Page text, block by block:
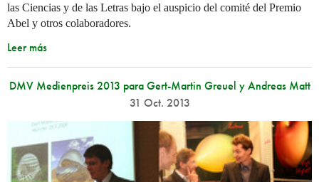
las Ciencias y de las Letras bajo el auspicio del comité del Premio
Abel y otros colaboradores.
Leer más
DMV Medienpreis 2013 para Gert-Martin Greuel y Andreas Matt
31 Oct. 2013